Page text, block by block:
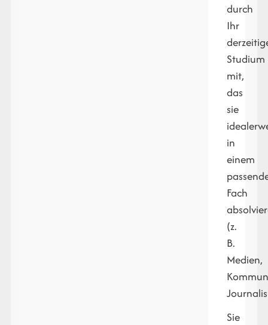
durch
Ihr
Studium
mit,
das
sie
in
einem
Fach
(z.
B.
Medien,
Sie